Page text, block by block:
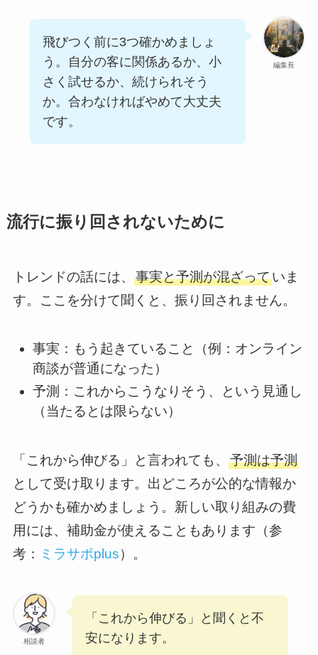
編集長
飛びつく前に3つ確かめましょ
う。自分の客に関係あるか、小
さく試せるか、続けられそう
か。合わなければやめて大丈夫
です。
流行に振り回されないために
トレンドの話には、 事実と予測が混ざっていま
す。ここを分けて聞くと、振り回されません。
事実：もう起きていること（例：オンライン
商談が普通になった）
予測：これからこうなりそう、という見通し
（当たるとは限らない）
「これから伸びる」と言われても、 予測は予測
として受け取ります。出どころが公的な情報か
どうかも確かめましょう。新しい取り組みの費
用には、補助金が使えることもあります（参
考： ミラサポplus）。
相談者
「これから伸びる」と聞くと不
安になります。